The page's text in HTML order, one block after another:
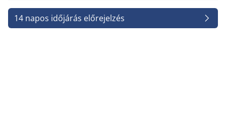
14 napos időjárás előrejelzés